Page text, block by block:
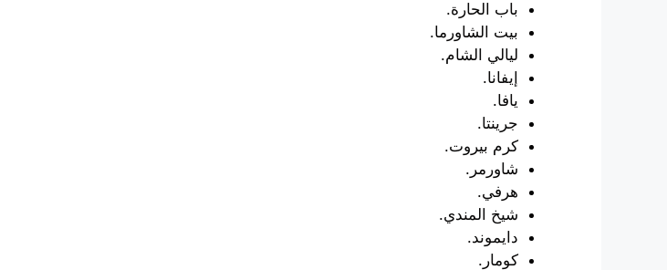
باب الحارة.
بيت الشاورما.
ليالي الشام.
إيفانا.
يافا.
جرينتا.
كرم بيروت.
شاورمر.
هرفي.
شيخ المندي.
دايموند.
كومار.